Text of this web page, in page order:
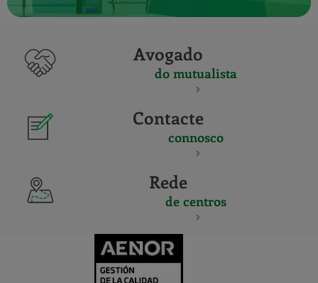
Avogado
do mutualista
Contacte
connosco
Rede
de centros
Y